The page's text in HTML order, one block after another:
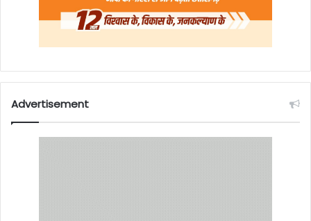
Advertisement